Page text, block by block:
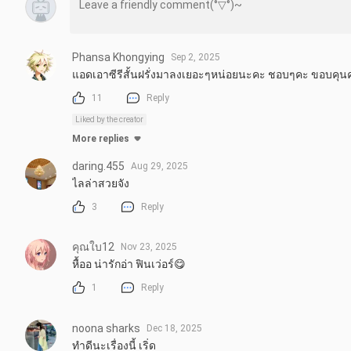
Phansa Khongying Sep 2, 2025
แอดเอาซีรีสั้นฝรั่งมาลงเยอะๆหน่อยนะคะ ชอบๆคะ ขอบคุน
11 Reply
Liked by the creator
More replies
daring.455 Aug 29, 2025
ไลล่าสวยจัง
3 Reply
คุณใบ12 Nov 23, 2025
หื้ออ น่ารักอ่า ฟินเว่อร์😋
1 Reply
noona sharks Dec 18, 2025
ทำดีนะเรื่องนี้ เริ่ด